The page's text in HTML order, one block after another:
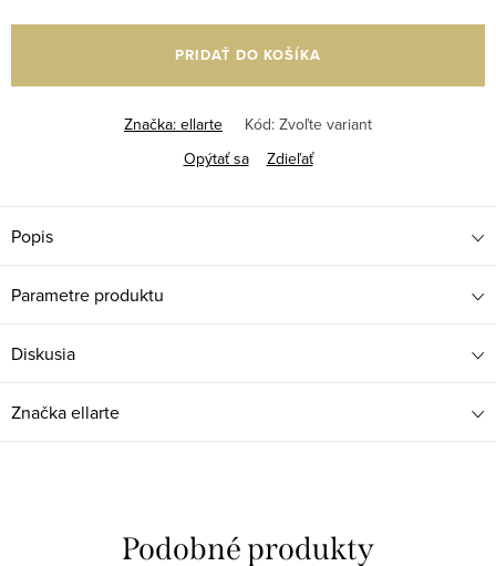
cena:
PRIDAŤ DO KOŠÍKA
Značka: ellarte Kód: Zvoľte variant
Opýtať sa
Zdieľať
Popis
Parametre produktu
Diskusia
Značkaellarte